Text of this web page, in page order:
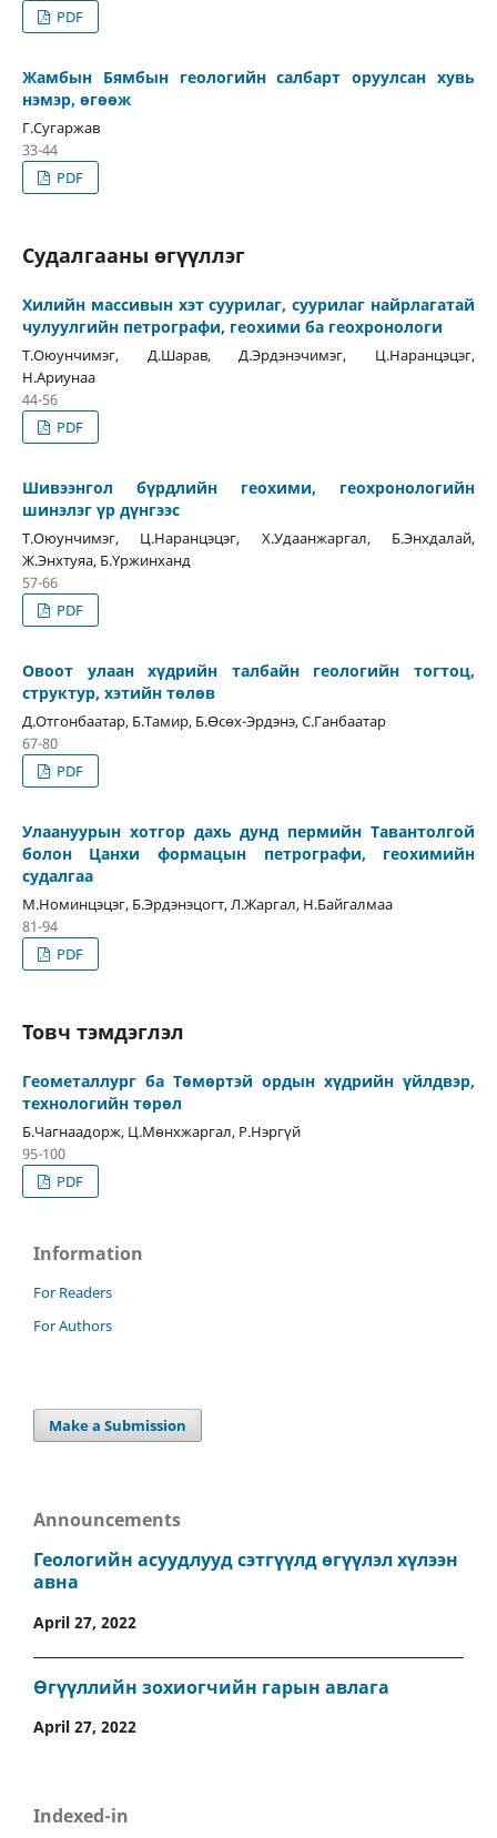
PDF
Жамбын Бямбын геологийн салбарт оруулсан хувь
нэмэр, өгөөж
Г.Сугаржав
33-44
PDF
Судалгааны өгүүллэг
Хилийн массивын хэт суурилаг, суурилаг найрлагатай
чулуулгийн петрографи, геохими ба геохронологи
Т.Оюунчимэг, Д.Шарав, Д.Эрдэнэчимэг, Ц.Наранцэцэг,
Н.Ариунаа
44-56
PDF
Шивээнгол бүрдлийн геохими, геохронологийн
шинэлэг үр дүнгээс
Т.Оюунчимэг, Ц.Наранцэцэг, Х.Удаанжаргал, Б.Энхдалай,
Ж.Энхтуяа, Б.Үржинханд
57-66
PDF
Овоот улаан хүдрийн талбайн геологийн тогтоц,
структур, хэтийн төлөв
Д.Отгонбаатар, Б.Тамир, Б.Өсөх-Эрдэнэ, С.Ганбаатар
67-80
PDF
Улаануурын хотгор дахь дунд пермийн Тавантолгой
болон Цанхи формацын петрографи, геохимийн
судалгаа
М.Номинцэцэг, Б.Эрдэнэцогт, Л.Жаргал, Н.Байгалмаа
81-94
PDF
Товч тэмдэглэл
Геометаллург ба Төмөртэй ордын хүдрийн үйлдвэр,
технологийн төрөл
Б.Чагнаадорж, Ц.Мөнхжаргал, Р.Нэргүй
95-100
PDF
Information
For Readers
For Authors
Make a Submission
Announcements
Геологийн асуудлууд сэтгүүлд өгүүлэл хүлээн
авна
April 27, 2022
Өгүүллийн зохиогчийн гарын авлага
April 27, 2022
Indexed-in